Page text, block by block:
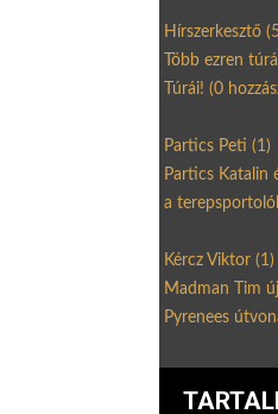
Hírszerkesztő
Több ezren
Túrái! (0
Partics Peti (1)
Partics Katalin
a
Kércz Viktor (1)
Madman Tim
Pyrenees